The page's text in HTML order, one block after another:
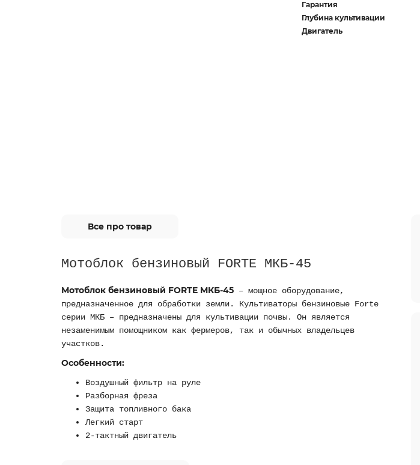
Гарантия
Глубина культивации
Двигатель
Все про товар
Мотоблок бензиновый FORTE МКБ-45
Мотоблок бензиновый FORTE МКБ-45 – мощное оборудование,
предназначенное для обработки земли. Культиваторы бензиновые Forte
серии МКБ – предназначены для культивации почвы. Он является
незаменимым помощником как фермеров, так и обычных владельцев
участков.
Особенности:
Воздушный фильтр на руле
Разборная фреза
Защита топливного бака
Легкий старт
2-тактный двигатель